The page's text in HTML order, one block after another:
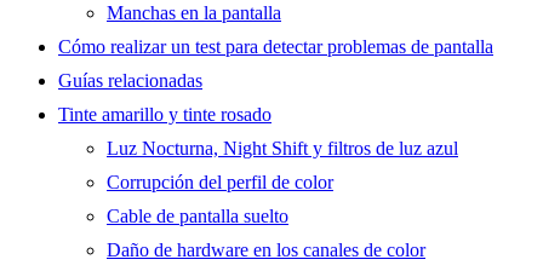
Manchas en la pantalla
Cómo realizar un test para detectar problemas de pantalla
Guías relacionadas
Tinte amarillo y tinte rosado
Luz Nocturna, Night Shift y filtros de luz azul
Corrupción del perfil de color
Cable de pantalla suelto
Daño de hardware en los canales de color